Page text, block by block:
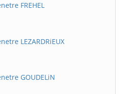
FREHEL
LEZARDRiEUX
GOUDELiN